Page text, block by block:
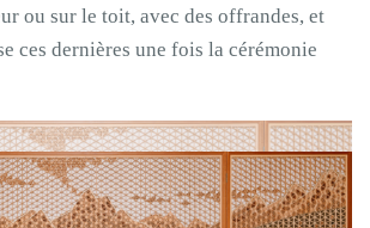
ou sur le toit, avec des offrandes, et
ces dernières une fois la cérémonie